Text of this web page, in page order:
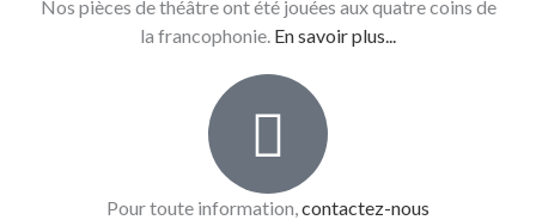
Nos pièces de théâtre ont été jouées aux quatre coins de
la francophonie. En savoir plus...
Pour toute information, contactez-nous